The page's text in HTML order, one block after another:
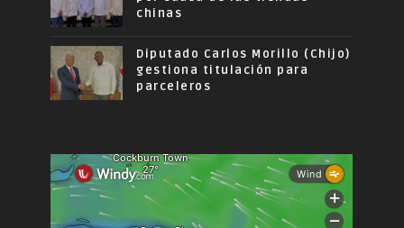
chinas
Diputado Carlos Morillo (Chijo)
gestiona titulación para
parceleros